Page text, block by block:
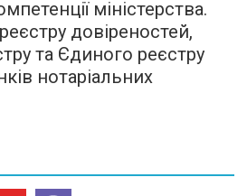
міністерства.
довіреностей,
та Єдиного реєстру
нотаріальних